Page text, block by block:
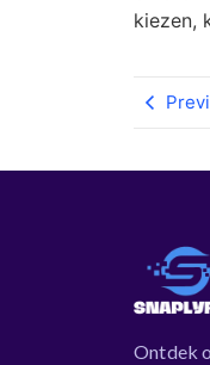
kiezen,
Ontdek